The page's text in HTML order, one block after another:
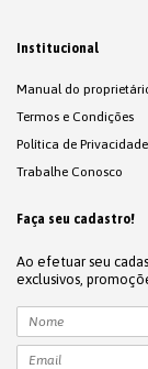
Institucional
Manual do
Termos e Condições
Política de Privacidade
Trabalhe Conosco
Faça seu cadastro!
Ao efetuar seu
exclusivos,